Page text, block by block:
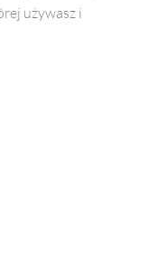
używasz i